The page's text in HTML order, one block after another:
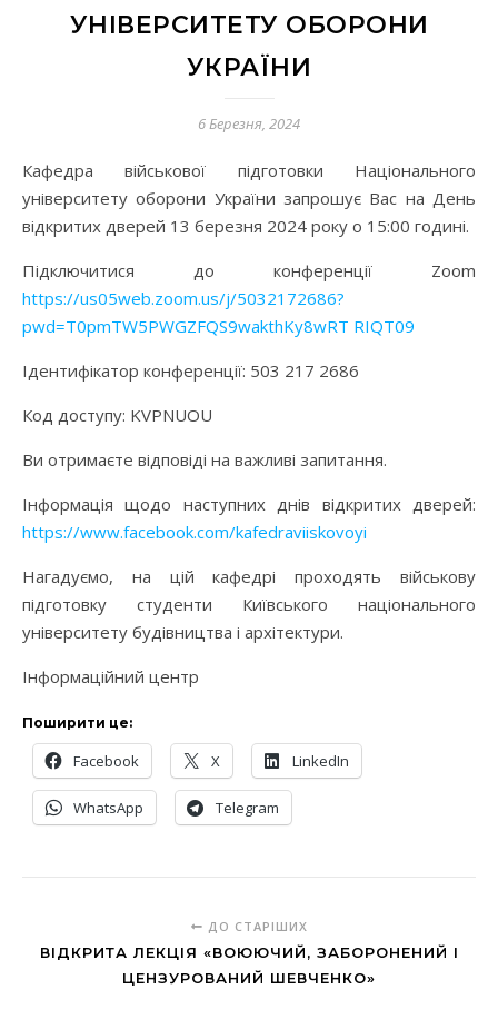
УНІВЕРСИТЕТУ ОБОРОНИ
УКРАЇНИ
6 Березня, 2024
Кафедра військової підготовки Національного
університету оборони України запрошує Вас на День
відкритих дверей 13 березня 2024 року о 15:00 годині.
Підключитися до конференції Zoom
https://us05web.zoom.us/j/5032172686?
pwd=T0pmTW5PWGZFQS9wakthKy8wRT RIQT09
Ідентифікатор конференції: 503 217 2686
Код доступу: KVPNUOU
Ви отримаєте відповіді на важливі запитання.
Інформація щодо наступних днів відкритих дверей:
https://www.facebook.com/kafedraviiskovoyi
Нагадуємо, на цій кафедрі проходять військову
підготовку студенти Київського національного
університету будівництва і архітектури.
Інформаційний центр
Поширити це:
Facebook X LinkedIn
WhatsApp Telegram
ДО СТАРІШИХ
ВІДКРИТА ЛЕКЦІЯ «ВОЮЮЧИЙ, ЗАБОРОНЕНИЙ І
ЦЕНЗУРОВАНИЙ ШЕВЧЕНКО»